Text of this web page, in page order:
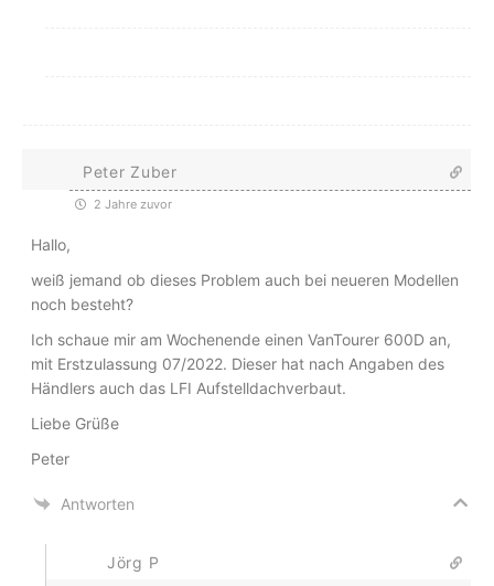
Peter Zuber
2 Jahre zuvor
Hallo,
weiß jemand ob dieses Problem auch bei neueren Modellen
noch besteht?
Ich schaue mir am Wochenende einen VanTourer 600D an,
mit Erstzulassung 07/2022. Dieser hat nach Angaben des
Händlers auch das LFI Aufstelldachverbaut.
Liebe Grüße
Peter
Antworten
Jörg P